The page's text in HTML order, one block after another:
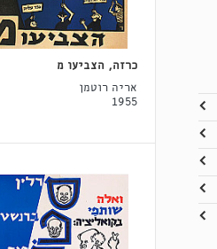
כרזה, הצביעו מ
אריה רוטמן
1955